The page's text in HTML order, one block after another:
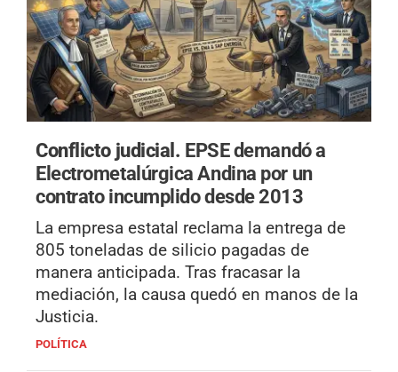
Conflicto judicial. EPSE demandó a
Electrometalúrgica Andina por un
contrato incumplido desde 2013
La empresa estatal reclama la entrega de
805 toneladas de silicio pagadas de
manera anticipada. Tras fracasar la
mediación, la causa quedó en manos de la
Justicia.
POLÍTICA